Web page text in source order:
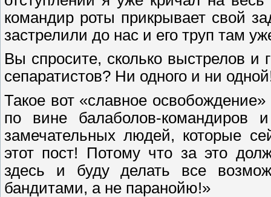
командир роты прикрывает свой
застрелили до нас и его труп там
Вы спросите, сколько выстрелов и
сепаратистов? Ни одного и ни
Такое вот «славное
по вине балаболов-командиров
замечательных людей, которые
этот пост! Потому что за это
здесь и буду делать все
бандитами, а не паранойю!»